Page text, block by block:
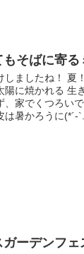
もそばに寄る
しましたね！ 夏
陽に焼かれる 生
、家でくつろい
は暑かろうに(*´-
ーデンフェ